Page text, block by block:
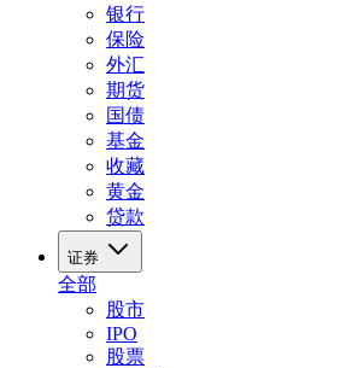
银行
保险
外汇
期货
国债
基金
收藏
黄金
贷款
证券
全部
股市
IPO
股票